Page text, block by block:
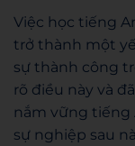
Việc học tiếng
trở thành một
sự thành công
rõ điều này và
nắm vững tiếng
sự nghiệp sau